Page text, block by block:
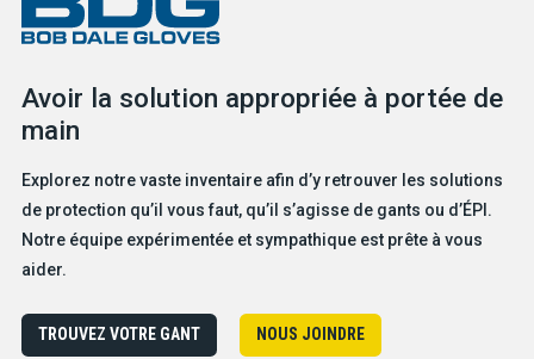
Avoir la solution appropriée à portée de
main
Explorez notre vaste inventaire afin d’y retrouver les solutions
de protection qu’il vous faut, qu’il s’agisse de gants ou d’ÉPI.
Notre équipe expérimentée et sympathique est prête à vous
aider.
TROUVEZ VOTRE GANT NOUS JOINDRE